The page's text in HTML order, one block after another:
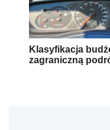
Klasyfikacja
zagraniczną